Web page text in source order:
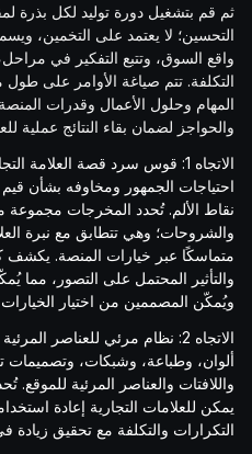
ثم قم بتشغيل دورة توليد لكل بذرة
التحسين؛ لا يعتمد على التخمين،
واقع السوق، وتتبع التفكير في
التكلفة. تتم صياغة الأوامر على
المهام وحلول الأعمال وقدرات
والحواجز لضمان بقاء النتائج عملية
الاتجاه 1: قوس سرد قصة العلامة
احتياجات الجمهور ومخاوفه بشأن قيم
نقاط الألم. تُحدد المخرجات مجموعة
والشروحات؛ وهي تتطابق مع نبرة
متماسكًا عبر خيارات المنصة.
والتأثير المحتمل على التصور، مما
ويُمكّن المصممين من اختيار الخيارات
الاتجاه 2: نظام مرئي للعناصر
ألوان، وطباعة، وشبكات،
واللافتات والعناصر المرئية
يمكن للعلامات التجارية إعادة
التكرارات والتكلفة مع تحقيق زيادة